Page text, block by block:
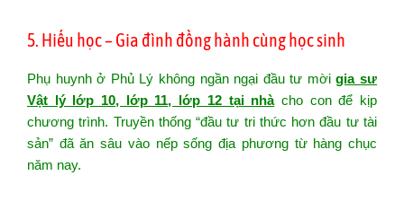
5. Hiếu học – Gia đình đồng hành cùng học sinh
Phụ huynh ở Phủ Lý không ngần ngại đầu tư mờigia sư
Vật lý lớp 10, lớp 11, lớp 12 tại nhàcho con để kịp
chương trình. Truyền thống “đầu tư tri thức hơn đầu tư tài
sản” đã ăn sâu vào nếp sống địa phương từ hàng chục
năm nay.